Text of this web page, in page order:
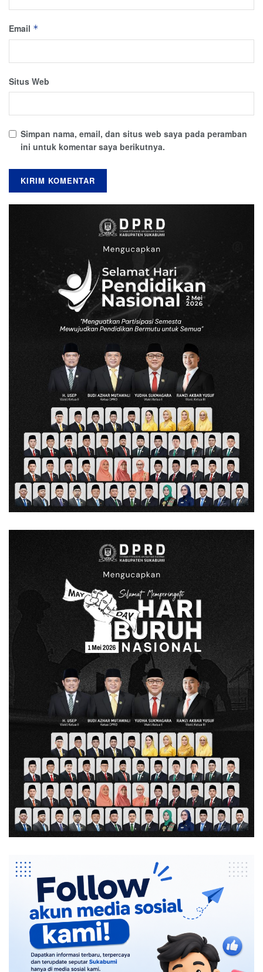
Email *
Situs Web
Simpan nama, email, dan situs web saya pada peramban
ini untuk komentar saya berikutnya.